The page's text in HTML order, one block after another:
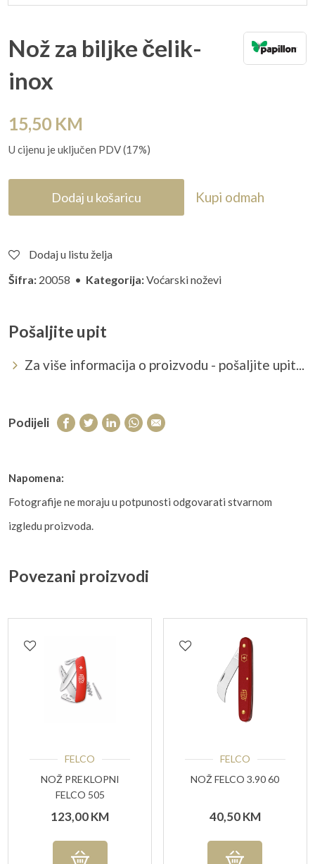
Nož za biljke čelik-
inox
15,50 KM
U cijenu je uključen PDV (17%)
Dodaj u košaricu Kupi odmah
Dodaj u listu želja
Šifra: 20058 • Kategorija:Voćarski noževi
Pošaljite upit
Za više informacija o proizvodu - pošaljite upit...
Podijeli
Napomena:
Fotografije ne moraju u potpunosti odgovarati stvarnom
izgledu proizvoda.
Povezani proizvodi
FELCO
NOŽ PREKLOPNI
FELCO 505
123,00KM
FELCO
NOŽ FELCO 3.90 60
40,50KM